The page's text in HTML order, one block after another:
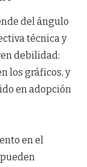
del ángulo
técnica y
debilidad:
los gráficos, y
en adopción
en el